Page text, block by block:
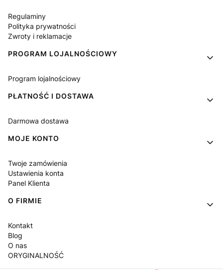
Regulaminy
Polityka prywatności
Zwroty i reklamacje
PROGRAM LOJALNOŚCIOWY
Program lojalnościowy
PŁATNOŚĆ I DOSTAWA
Darmowa dostawa
MOJE KONTO
Twoje zamówienia
Ustawienia konta
Panel Klienta
O FIRMIE
Kontakt
Blog
O nas
ORYGINALNOŚĆ